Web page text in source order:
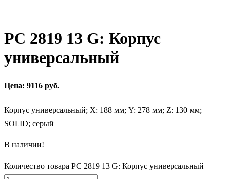
PC 2819 13 G: Корпус
универсальный
Цена: 9116 руб.
Корпус универсальный; Х: 188 мм; Y: 278 мм; Z: 130 мм;
SOLID; серый
В наличии!
Количество товара PC 2819 13 G: Корпус универсальный